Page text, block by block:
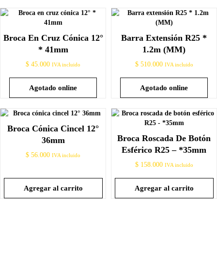
Broca En Cruz Cónica 12°
* 41mm
$ 45.000 IVA incluido
Agotado online
Barra Extensión R25 *
1.2m (MM)
$510.000 IVA incluido
Agotado online
Broca Cónica Cincel 12°
36mm
$ 56.000 IVA incluido
Agregar al carrito
Broca Roscada De Botón
Esférico R25 – *35mm
$158.000 IVA incluido
Agregar al carrito